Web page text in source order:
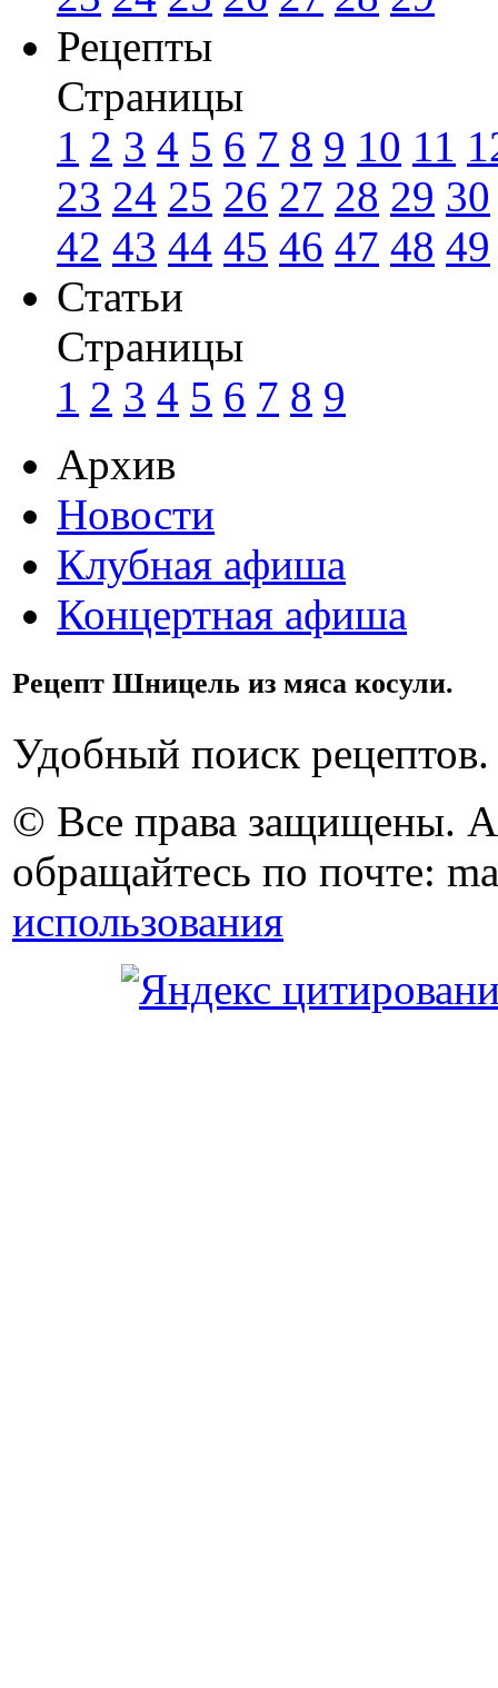
Рецепты
Страницы
1 2 3 4 5 6 7 8 9 10 11
23 24 25 26 27 28 29 30
42 43 44 45 46 47 48 49
Статьи
Страницы
1 2 3 4 5 6 7 8 9
Архив
Новости
Клубная афиша
Концертная афиша
Рецепт Шницель из мяса косули.
Удобный поиск рецептов.
© Все права защищены.
обращайтесь по почте:
использования